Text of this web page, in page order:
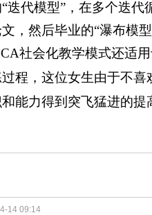
“迭代模型” ，在多个迭
，然后毕业的“瀑布模型
社会化教学模式还适
程，这位女生由于不
能力得到突飞猛进的提
14 09:14